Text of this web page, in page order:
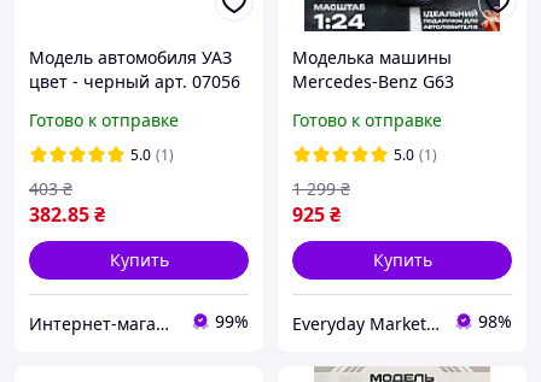
Модель автомобиля УАЗ
цвет - черный арт. 07056
Готово к отправке
5.0 (1)
382.85₴
403 ₴
Купить
Интернет-магазин "Magnit" 99%
Моделька машины
Mercedes-Benz G63
световыми эффектами в
масштабе 1:24
Готово к отправке
5.0 (1)
925₴
1 299 ₴
Купить
Everyday Market 0965612251 98%